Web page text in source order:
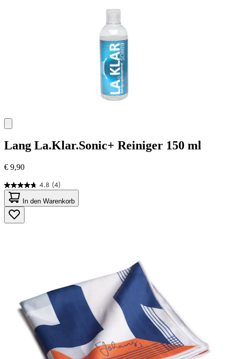
Lang La.Klar.Sonic+ Reiniger 150 ml
€ 9,90
4.8 (4)
4.8
von
5
Sternen.
4
In den Warenkorb